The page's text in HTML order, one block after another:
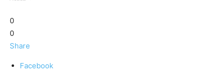
0
0
Share
Facebook